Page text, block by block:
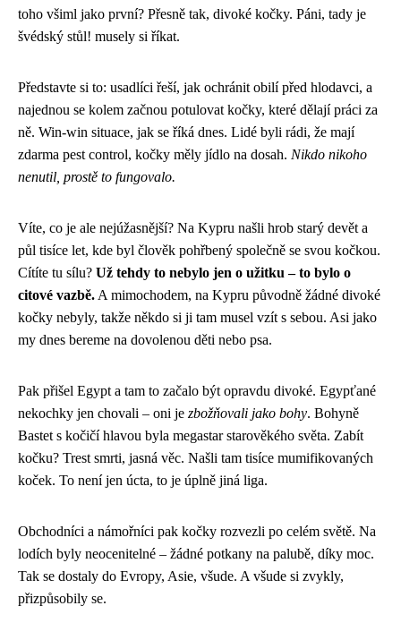
toho všiml jako první? Přesně tak, divoké kočky. Páni, tady je
švédský stůl! musely si říkat.
Představte si to: usadlíci řeší, jak ochránit obilí před hlodavci, a
najednou se kolem začnou potulovat kočky, které dělají práci za
ně. Win-win situace, jak se říká dnes. Lidé byli rádi, že mají
zdarma pest control, kočky měly jídlo na dosah. Nikdo nikoho
nenutil, prostě to fungovalo.
Víte, co je ale nejúžasnější? Na Kypru našli hrob starý devět a
půl tisíce let, kde byl člověk pohřbený společně se svou kočkou.
Cítíte tu sílu? Už tehdy to nebylo jen o užitku – to bylo o
citové vazbě. A mimochodem, na Kypru původně žádné divoké
kočky nebyly, takže někdo si ji tam musel vzít s sebou. Asi jako
my dnes bereme na dovolenou děti nebo psa.
Pak přišel Egypt a tam to začalo být opravdu divoké. Egypťané
nekochky jen chovali – oni je zbožňovali jako bohy. Bohyně
Bastet s kočičí hlavou byla megastar starověkého světa. Zabít
kočku? Trest smrti, jasná věc. Našli tam tisíce mumifikovaných
koček. To není jen úcta, to je úplně jiná liga.
Obchodníci a námořníci pak kočky rozvezli po celém světě. Na
lodích byly neocenitelné – žádné potkany na palubě, díky moc.
Tak se dostaly do Evropy, Asie, všude. A všude si zvykly,
přizpůsobily se.